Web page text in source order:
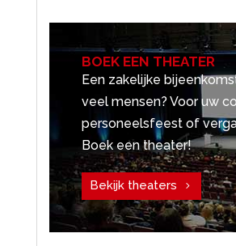
BOEK EEN THEATER
Een zakelijke
veel mensen? Voor uw
personeelsfeest of
Boek een theater!
Bekijk theaters